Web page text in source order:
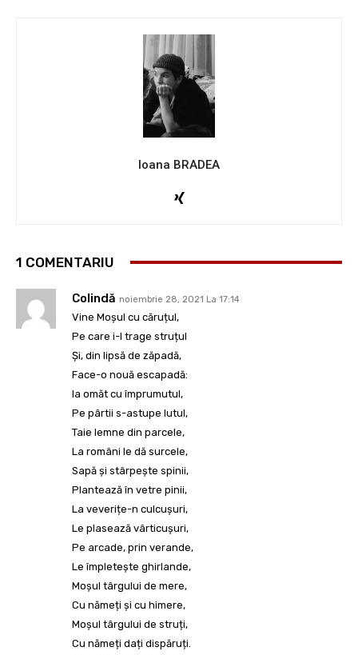
Ioana BRADEA
1 COMENTARIU
Colindă noiembrie 28, 2021 La 17:14
Vine Moșul cu căruțul,
Pe care i-l trage struțul
Și, din lipsă de zăpadă,
Face-o nouă escapadă:
Ia omăt cu împrumutul,
Pe pârtii s-astupe lutul,
Taie lemne din parcele,
La români le dă surcele,
Sapă și stârpește spinii,
Plantează în vetre pinii,
La veverițe-n culcușuri,
Le plasează vârticușuri,
Pe arcade, prin verande,
Le împletește ghirlande,
Moșul târgului de mere,
Cu nămeți și cu himere,
Moșul târgului de struți,
Cu nămeți dați dispăruți.